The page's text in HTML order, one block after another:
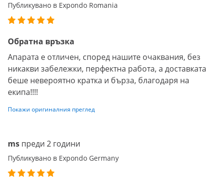
Публикувано в Expondo Romania
Обратна връзка
Апарата е отличен, според нашите очаквания, без
никакви забележки, перфектна работа, а доставката
беше невероятно кратка и бърза, благодаря на
екипа!!!!
Покажи оригиналния преглед
ms преди 2 години
Публикувано в Expondo Germany